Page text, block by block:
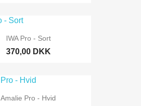
IWA Pro - Sort
370,00 DKK
Amalie Pro - Hvid